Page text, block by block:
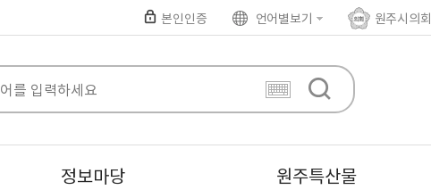
본인인증 언어별보기 원주시의회
정보마당 원주특산물